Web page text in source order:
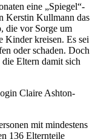
eine „Spiegel“-
Kerstin Kullmann das
die vor Sorge um
Kinder kreisen. Es sei
oder schaden. Doch
Eltern damit sich
Claire Ashton-
mit mindestens
136 Elternteile